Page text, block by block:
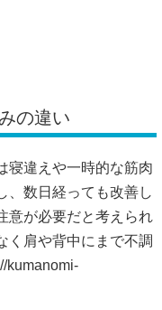
く肩や背中にまで不調
kumanomi-
くつかの病気が関わ
えば「頚椎症」や